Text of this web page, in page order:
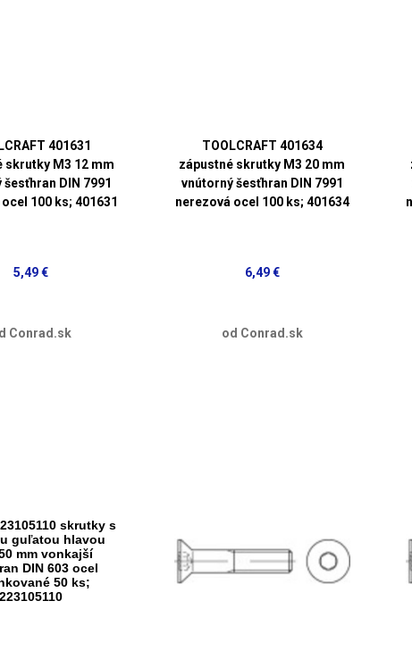
401631
skrutky M3 12 mm
DIN 7991
100 ks; 401631
5,49 €
Conrad.sk
TOOLCRAFT 401634
zápustné skrutky M3 20 mm
vnútorný šesťhran DIN 7991
nerezová ocel 100 ks; 401634
6,49 €
od Conrad.sk